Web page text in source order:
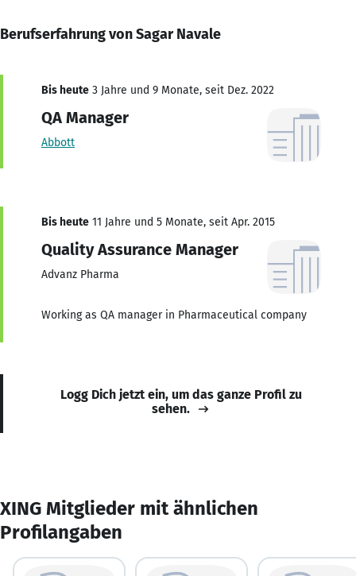
Berufserfahrung von Sagar Navale
Bis heute 3 Jahre und 9 Monate, seit Dez. 2022
QA Manager
Abbott
Bis heute 11 Jahre und 5 Monate, seit Apr. 2015
Quality Assurance Manager
Advanz Pharma
Working as QA manager in Pharmaceutical company
Logg Dich jetzt ein, um das ganze Profil zu
sehen.
XING Mitglieder mit ähnlichen
Profilangaben